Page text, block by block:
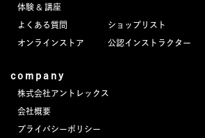
体験 & 講座
よくある質問
オンラインストア
ショップリスト
公認インストラクター
company
株式会社アントレックス
会社概要
プライバシーポリシー